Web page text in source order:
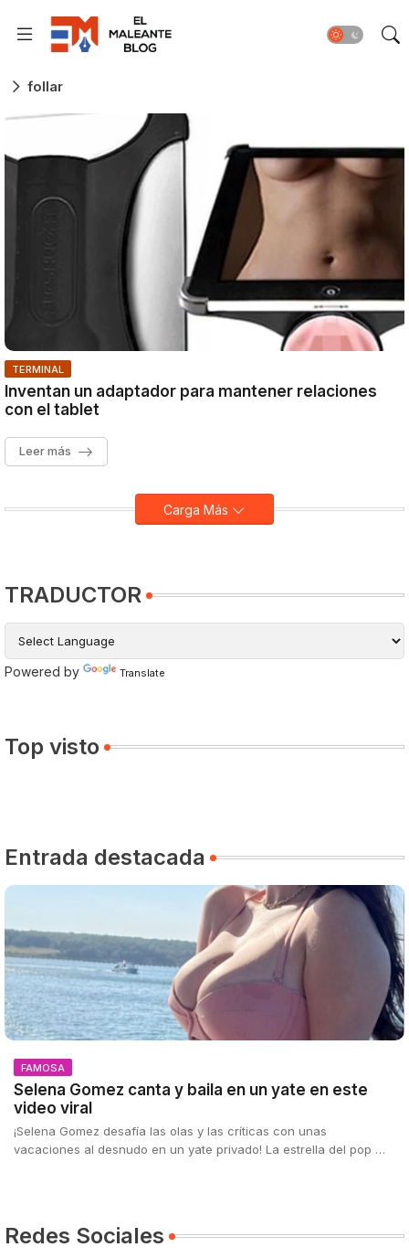
follar
TERMINAL
Inventan un adaptador para mantener relaciones
con el tablet
Leer más
Carga Más
TRADUCTOR
Powered by Translate
Top visto
Entrada destacada
FAMOSA
Selena Gomez canta y baila en un yate en este
video viral
¡Selena Gomez desafía las olas y las críticas con unas
vacaciones al desnudo en un yate privado! La estrella del pop …
Redes Sociales